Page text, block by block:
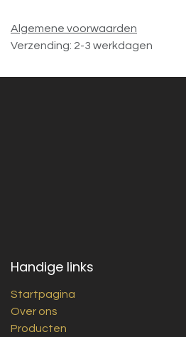
Algemene voorwaarden
Verzending: 2-3 werkdagen
Handige links
Startpagina
Over ons
Producten